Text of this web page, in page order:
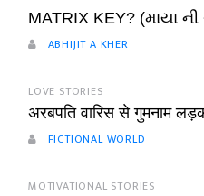
MATRIX KEY? (માયા ની
ABHIJIT A KHER
LOVE STORIES
अरबपति वारिस से गुमनाम
FICTIONAL WORLD
MOTIVATIONAL STORIES